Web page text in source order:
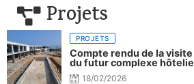
Projets
PROJETS
Compte rendu de la
du futur complexe
18/02/2026